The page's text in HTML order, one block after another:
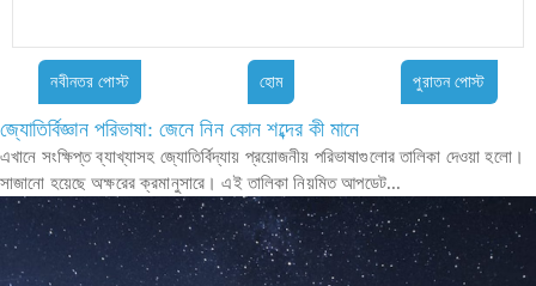
নবীনতর পোস্ট পুরাতন পোস্ট
হোম
জ্যোতির্বিজ্ঞান পরিভাষা: জেনে নিন কোন শব্দের কী মানে
এখানে সংক্ষিপ্ত ব্যাখ্যাসহ জ্যোতির্বিদ্যায় প্রয়োজনীয় পরিভাষাগুলোর তালিকা দেওয়া হলো।
সাজানো হয়েছে অক্ষরের ক্রমানুসারে। এই তালিকা নিয়মিত আপডেট...